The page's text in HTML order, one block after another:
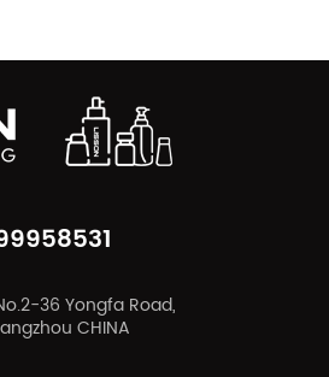
36 Yongfa Road,
CHINA